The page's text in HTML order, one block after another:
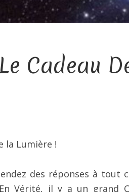
Cadeau
la Lumière !
des réponses à tout
Vérité, il y a un grand